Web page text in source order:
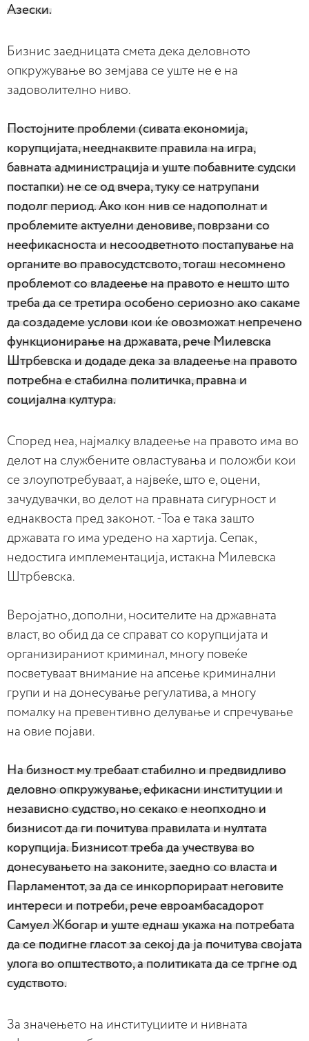
Азески.
Бизнис заедницата смета дека деловното
опкружување во земјава се уште не е на
задоволително ниво.
Постојните проблеми (сивата економија,
корупцијата, нееднаквите правила на игра,
бавната администрација и уште побавните судски
постапки) не се од вчера, туку се натрупани
подолг период. Ако кон нив се надополнат и
проблемите актуелни деновиве, поврзани со
неефикасноста и несоодветното постапување на
органите во правосудстсвото, тогаш несомнено
проблемот со владеење на правото е нешто што
треба да се третира особено сериозно ако сакаме
да создадеме услови кои ќе овозможат непречено
функционирање на државата, рече Милевска
Штрбевска и додаде дека за владеење на правото
потребна е стабилна политичка, правна и
социјална култура.
Според неа, најмалку владеење на правото има во
делот на службените овластувања и положби кои
се злоупотребуваат, а највеќе, што е, оцени,
зачудувачки, во делот на правната сигурност и
еднаквоста пред законот. -Тоа е така зашто
државата го има уредено на хартија. Сепак,
недостига имплементација, истакна Милевска
Штрбевска.
Веројатно, дополни, носителите на државната
власт, во обид да се справат со корупцијата и
организираниот криминал, многу повеќе
посветуваат внимание на апсење криминални
групи и на донесување регулатива, а многу
помалку на превентивно делување и спречување
на овие појави.
На бизност му требаат стабилно и предвидливо
деловно опкружување, ефикасни институции и
независно судство, но секако е неопходно и
бизнисот да ги почитува правилата и нултата
корупција. Бизнисот треба да учествува во
донесувањето на законите, заедно со власта и
Парламентот, за да се инкорпорираат неговите
интереси и потреби, рече евроамбасадорот
Самуел Жбогар и уште еднаш укажа на потребата
да се подигне гласот за секој да ја почитува својата
улога во општеството, а политиката да се тргне од
судството.
За значењето на институциите и нивната